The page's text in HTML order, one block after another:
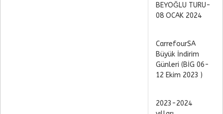
BEYOĞLU TURU-
08 OCAK 2024
CarrefourSA
Büyük İndirim
Günleri (BİG 06-
12 Ekim 2023 )
2023-2024